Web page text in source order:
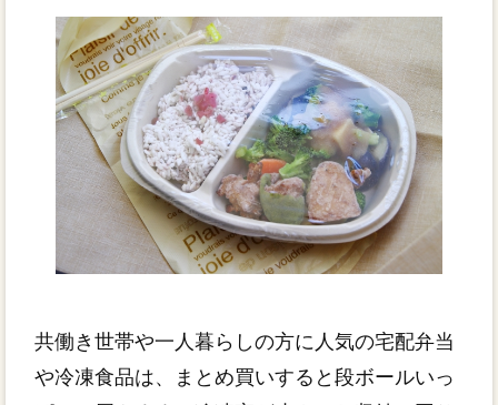
共働き世帯や一人暮らしの方に人気の宅配弁当
や冷凍食品は、まとめ買いすると段ボールいっ